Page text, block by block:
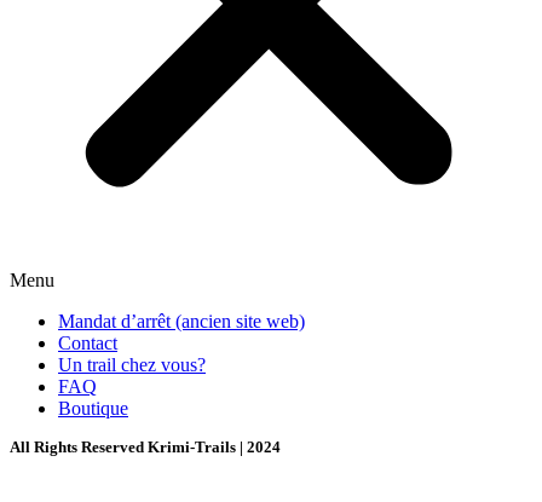
Menu
Mandat d’arrêt (ancien site web)
Contact
Un trail chez vous?
FAQ
Boutique
All Rights Reserved Krimi-Trails | 2024